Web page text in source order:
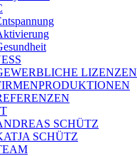
LIZENZEN
SCHÜTZ
SCHÜTZ